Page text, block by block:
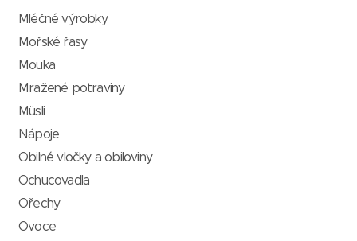
Mléčné výrobky
Mořské řasy
Mouka
Mražené potraviny
Müsli
Nápoje
Obilné vločky a obiloviny
Ochucovadla
Ořechy
Ovoce